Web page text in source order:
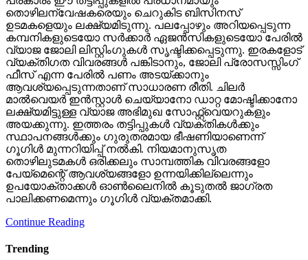
തൊഴിലന്വേഷകരെയും ചെറുകിട ബിസിനസ്
ഉടമകളെയും ലക്ഷ്യമിടുന്നു. പലപ്പോഴും അറിയപ്പെടുന്ന
കമ്പനികളുടെയോ സര്‍ക്കാര്‍ ഏജന്‍സികളുടെയോ പേരില്‍
വ്യാജ ജോലി ലിസ്റ്റിംഗുകള്‍ സൃഷ്ടിക്കപ്പെടുന്നു. ഇരകളോട്
വ്യക്തിഗത വിവരങ്ങള്‍ പങ്കിടാനും, ജോലി പ്രോസസ്സിംഗ്
ഫീസ് എന്ന പേരില്‍ പണം അടയ്ക്കാനും
ആവശ്യപ്പെടുന്നതാണ് സാധാരണ രീതി. ചിലര്‍
മാല്‍വെയര്‍ ഇന്‍സ്റ്റാള്‍ ചെയ്യാനോ ഡാറ്റ മോഷ്ടിക്കാനോ
ലക്ഷ്യമിട്ടുള്ള വ്യാജ അഭിമുഖ സോഫ്റ്റ്‌വെയറുകളും
അയക്കുന്നു. ഇത്തരം തട്ടിപ്പുകള്‍ വ്യക്തികള്‍ക്കും
സ്ഥാപനങ്ങള്‍ക്കും ഗുരുതരമായ ഭീഷണിയാണെന്ന്
ഗൂഗിള്‍ മുന്നറിയിപ്പ് നല്‍കി. നിയമാനുസൃത
തൊഴിലുടമകള്‍ ഒരിക്കലും സാമ്പത്തിക വിവരങ്ങളോ
പേയ്‌മെന്റെ് ആവശ്യങ്ങളോ ഉന്നയിക്കില്ലെന്നും
ഉപയോക്താക്കള്‍ ഓണ്‍ലൈനില്‍ കൂടുതല്‍ ജാഗ്രത
പാലിക്കണമെന്നും ഗൂഗിള്‍ വ്യക്തമാക്കി.
Continue Reading
Trending